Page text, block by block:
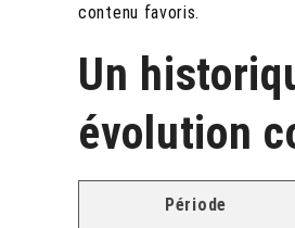
contenu favoris.
Un
évolution
Période